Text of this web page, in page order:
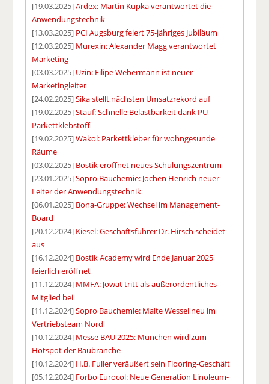
[19.03.2025]Ardex: Martin Kupka verantwortet die
Anwendungstechnik
[13.03.2025] PCI Augsburg feiert 75-jähriges Jubiläum
[12.03.2025] Murexin: Alexander Magg verantwortet
Marketing
[03.03.2025] Uzin: Filipe Webermann ist neuer
Marketingleiter
[24.02.2025]Sika stellt nächsten Umsatzrekord auf
[19.02.2025]Stauf: Schnelle Belastbarkeit dank PU-
Parkettklebstoff
[19.02.2025]Wakol: Parkettkleber für wohngesunde
Räume
[03.02.2025] Bostik eröffnet neues Schulungszentrum
[23.01.2025]Sopro Bauchemie: Jochen Henrich neuer
Leiter der Anwendungstechnik
[06.01.2025] Bona-Gruppe: Wechsel im Management-
Board
[20.12.2024] Kiesel: Geschäftsführer Dr. Hirsch scheidet
aus
[16.12.2024] Bostik Academy wird Ende Januar 2025
feierlich eröffnet
[11.12.2024] MMFA: Jowat tritt als außerordentliches
Mitglied bei
[11.12.2024]Sopro Bauchemie: Malte Wessel neu im
Vertriebsteam Nord
[10.12.2024] Messe BAU 2025: München wird zum
Hotspot der Baubranche
[10.12.2024] H.B. Fuller veräußert sein Flooring-Geschäft
[05.12.2024] Forbo Eurocol: Neue Generation Linoleum-